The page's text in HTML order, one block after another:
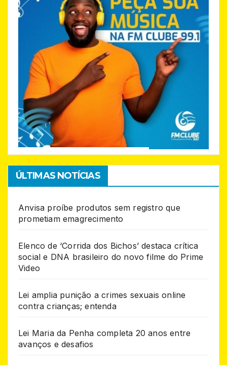
ÚLTIMAS NOTÍCIAS
Anvisa proíbe produtos sem registro que
prometiam emagrecimento
Elenco de ‘Corrida dos Bichos’ destaca crítica
social e DNA brasileiro do novo filme do Prime
Video
Lei amplia punição a crimes sexuais online
contra crianças; entenda
Lei Maria da Penha completa 20 anos entre
avanços e desafios